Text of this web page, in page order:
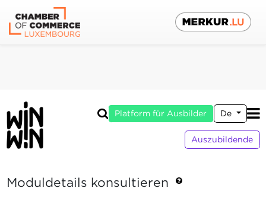
Platform für Ausbilder De
Auszubildende
Moduldetails konsultieren